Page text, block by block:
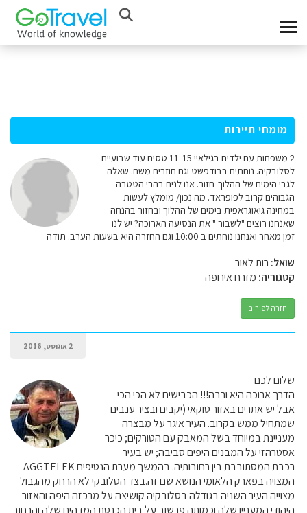
מומחי תיירות
2 משפחות עם ילדים בגילאיי 11-15 טסים עוד שבועיים
לסלובקיה. נוחתים בבודפשט וגם חוזרים משם. שאלה
לגבי הימים של ההלוך-חזור. אנו לנים בהרי הטטרה
הגבוהים קרוב לפופראד. מה נכון/ מומלץ לעשות
במחינה גיאוגראפית בימים של ההלוך ובחזור בהנחה
שאנחנו רוצים "לשבור " את הנסיעה הארוכה? יש לנו
זמן מאחר ואנחנו נוחתים ב 10:00 וגם החזרה היא בשעות הערב. תודה
שואל: רות לאור
קטגוריה: מזרח אירופה
חזרה לפורום
2 אוגוסט, 2016
שלום לכם
הדרך ארוכה היא ורבה!!! הכבישים לא הכי הכי
אבל יש אתרים באזור טוקאי (יקבים ובציר ענבים
שמתחיל ממש בקרוב. העיר איגר על מבצרה
מעניינת במיוחד בשל המאבק עם הטורקים; כיכר
אסטרהזי על המבנים היפים סביבה; יש בעיר
רכבת המסתובבת בין רחובותיה. בהמשך מערת הנטיפים AGGTELEK
המצויה בפארק הלאומי הנושא שם זה.בצד הסלובקי לא הרחק מהגבול
מצוייה העיר השניה בגודלה בסלובקיה קושיצה על מרכזה היפה והאזור
היהודי המעניין שלה וכמותה פרשוב על בית הכנסת המדהים שלה והרחוב